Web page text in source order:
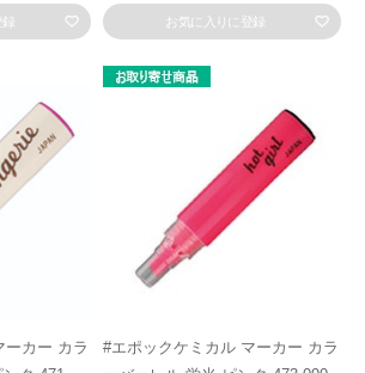
お気に入りに登録
ーカー カラ
#エポックケミカル マーカー カラ